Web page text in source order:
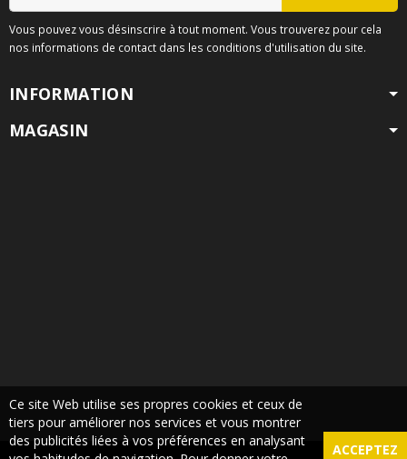
Vous pouvez vous désinscrire à tout moment. Vous trouverez pour cela
nos informations de contact dans les conditions d'utilisation du site.
INFORMATION
MAGASIN
Ce site Web utilise ses propres cookies et ceux de
tiers pour améliorer nos services et vous montrer
des publicités liées à vos préférences en analysant
ACCEPTEZ